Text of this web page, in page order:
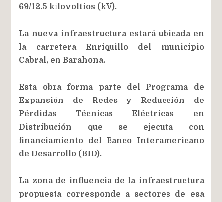
69/12.5 kilovoltios (kV).
La nueva infraestructura estará ubicada en
la carretera Enriquillo del municipio
Cabral, en Barahona.
Esta obra forma parte del Programa de
Expansión de Redes y Reducción de
Pérdidas Técnicas Eléctricas en
Distribución que se ejecuta con
financiamiento del Banco Interamericano
de Desarrollo (BID).
La zona de influencia de la infraestructura
propuesta corresponde a sectores de esa